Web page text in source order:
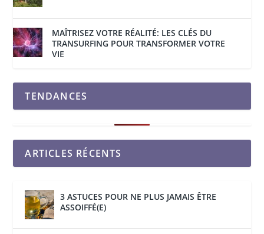
MAÎTRISEZ VOTRE RÉALITÉ: LES CLÉS DU
TRANSURFING POUR TRANSFORMER VOTRE
VIE
TENDANCES
ARTICLES RÉCENTS
3 ASTUCES POUR NE PLUS JAMAIS ÊTRE
ASSOIFFÉ(E)